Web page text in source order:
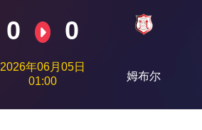
0 0
2026年06月05日
01:00
姆布尔